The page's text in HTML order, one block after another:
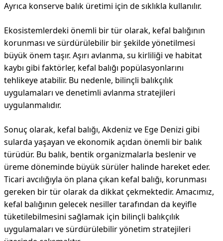
Ayrıca konserve balık üretimi için de sıklıkla kullanılır.
Ekosistemlerdeki önemli bir tür olarak, kefal balığının
korunması ve sürdürülebilir bir şekilde yönetilmesi
büyük önem taşır. Aşırı avlanma, su kirliliği ve habitat
kaybı gibi faktörler, kefal balığı popülasyonlarını
tehlikeye atabilir. Bu nedenle, bilinçli balıkçılık
uygulamaları ve denetimli avlanma stratejileri
uygulanmalıdır.
Sonuç olarak, kefal balığı, Akdeniz ve Ege Denizi gibi
sularda yaşayan ve ekonomik açıdan önemli bir balık
türüdür. Bu balık, bentik organizmalarla beslenir ve
üreme döneminde büyük sürüler halinde hareket eder.
Ticari avcılığıyla ön plana çıkan kefal balığı, korunması
gereken bir tür olarak da dikkat çekmektedir. Amacımız,
kefal balığının gelecek nesiller tarafından da keyifle
tüketilebilmesini sağlamak için bilinçli balıkçılık
uygulamaları ve sürdürülebilir yönetim stratejileri